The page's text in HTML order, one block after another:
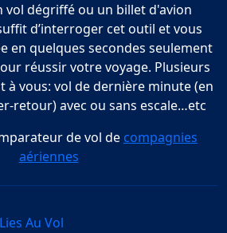
vol dégriffé ou un billet d'avion
d’interroger cet outil et vous
en quelques secondes seulement
réussir votre voyage. Plusieurs
à vous: vol de dernière minute (en
retour) avec ou sans escale…etc
de vol de compagnies
aériennes
Au Vol